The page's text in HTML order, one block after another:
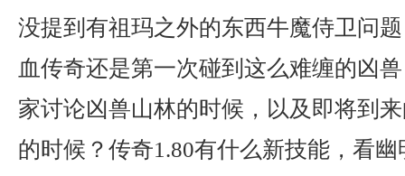
没提到有祖玛之外的东西牛魔侍卫问
血传奇还是第一次碰到这么难缠的凶
家讨论凶兽山林的时候，以及即将到
的时候？传奇1.80有什么新技能，看